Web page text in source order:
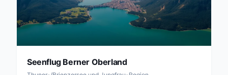
Seenflug Berner Oberland